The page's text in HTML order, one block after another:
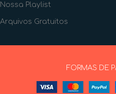
Nossa Playlist
Arquivos Gratuitos
FORMAS DE